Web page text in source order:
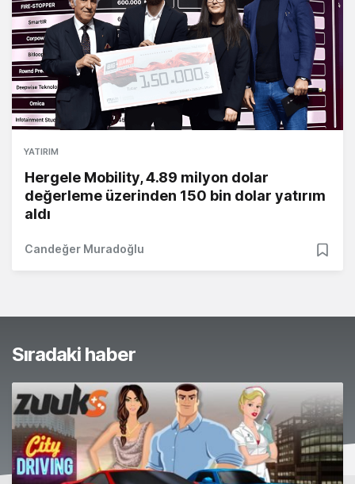
YATIRIM
Hergele Mobility, 4.89 milyon dolar
değerleme üzerinden 150 bin dolar yatırım
aldı
Candeğer Muradoğlu
Sıradaki haber